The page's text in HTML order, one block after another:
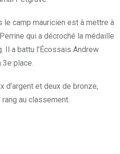
le camp mauricien est à mettre à
qui a décroché la médaille
Il a battu l’Écossais Andrew
3e place.
d’argent et deux de bronze,
rang au classement.